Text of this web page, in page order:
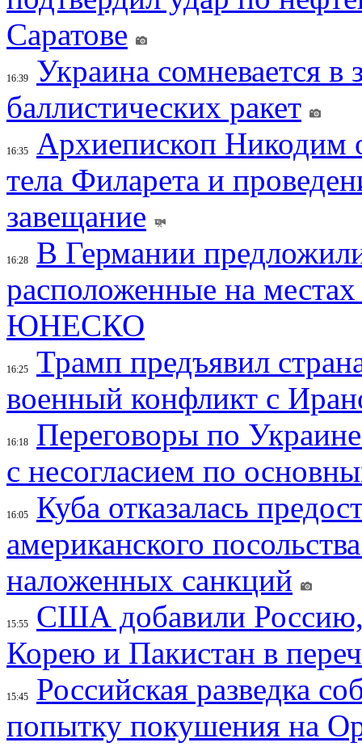
Саратове
16:39
Украина сомневается в
баллистических ракет
16:35
Архиепископ
тела Филарета и
завещание
16:28
В Германии
расположенные на
ЮНЕСКО
16:25
Трамп предъявил
военный конфликт с
16:18
Переговоры по
с несогласием по
16:05
Куба отказалась
американского
наложенных санкций
15:55
США добавили
Корею и Пакистан в
15:45
Российская разведка
попытку покушения на